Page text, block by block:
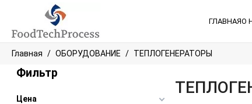
ГЛАВНАЯО
Главная ОБОРУДОВАНИЕ ТЕПЛОГЕНЕРАТОРЫ
Фильтр
Цена